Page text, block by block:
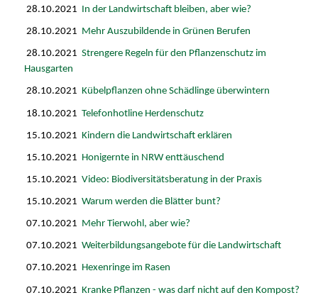
28.10.2021 In der Landwirtschaft bleiben, aber wie?
28.10.2021 Mehr Auszubildende in Grünen Berufen
28.10.2021Strengere Regeln für den Pflanzenschutz im
Hausgarten
28.10.2021Kübelpflanzen ohne Schädlinge überwintern
18.10.2021Telefonhotline Herdenschutz
15.10.2021Kindern die Landwirtschaft erklären
15.10.2021 Honigernte in NRW enttäuschend
15.10.2021Video: Biodiversitätsberatung in der Praxis
15.10.2021Warum werden die Blätter bunt?
07.10.2021 Mehr Tierwohl, aber wie?
07.10.2021Weiterbildungsangebote für die Landwirtschaft
07.10.2021 Hexenringe im Rasen
07.10.2021Kranke Pflanzen - was darf nicht auf den Kompost?